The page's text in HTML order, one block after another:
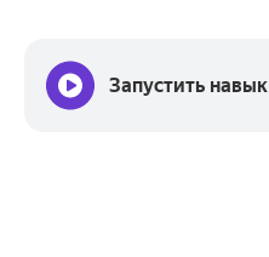
Запустить навык